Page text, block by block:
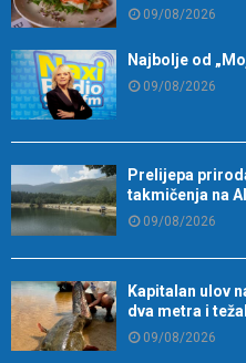
09/08/2026
Najbolje od
09/08/2026
Prelijepa
takmičenja na
09/08/2026
Kapitalan ulov
dva metra i
09/08/2026